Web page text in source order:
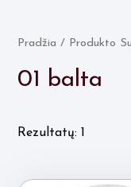
Pradžia / Produkto
01 balta
Rezultatų: 1